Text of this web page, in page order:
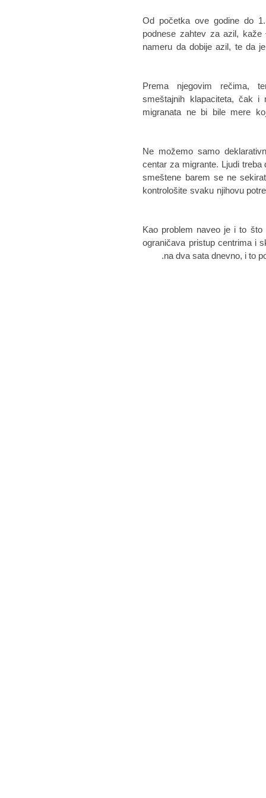
Od početka ove godine do
podnese zahtev za azil,
nameru da dobije azil, te da
Prema njegovim rečima,
smeštajnih klapaciteta, čak i
migranata ne bi bile mere
"Ne možemo samo
centar za migrante. Ljudi
smeštene barem se ne
kontrološite svaku njihovu
Kao problem naveo je i to što
ograničava pristup centrima i
na dva sata dnevno, i to